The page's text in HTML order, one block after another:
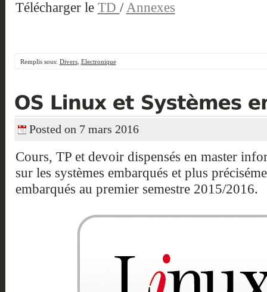
Télécharger le TD / Annexes
Remplis sous: Divers, Electronique
Posted on 7 mars 2016
Cours, TP et devoir dispensés en master
sur les systèmes embarqués et plus
embarqués au premier semestre 2015/2016.